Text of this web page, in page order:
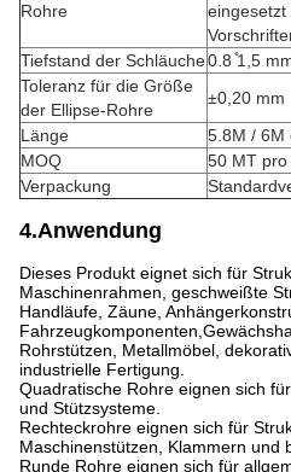
Rohre
Tiefstand der Schläuche0.8 ̊1,5
Toleranz für die Größe
der Ellipse-Rohre
±0,20 mm
Länge
5.8M / 6M
MOQ
50 MT
Verpackung
4.Anwendung
Dieses Produkt eignet sich für
Maschinenrahmen, geschweißte
Handläufe, Zäune,
Rohrstützen, Metallmöbel,
industrielle Fertigung.
Quadratische Rohre eignen sich
und Stützsysteme.
Rechteckrohre eignen sich für
Maschinenstützen, Klammern und
Runde Rohre eignen sich für